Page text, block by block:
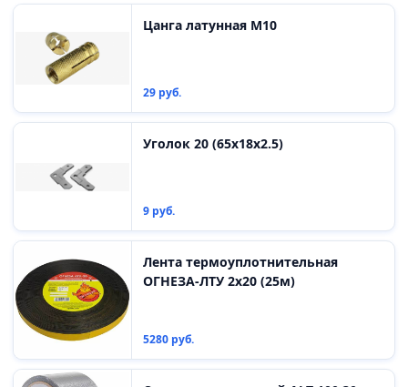
Цанга латунная М10
29 руб.
Уголок 20 (65х18х2.5)
9 руб.
Лента термоуплотнительная
ОГНЕЗА-ЛТУ 2х20 (25м)
5280 руб.